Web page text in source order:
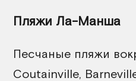
Пляжи Ла-Манша
Песчаные пляжи
Coutainville,